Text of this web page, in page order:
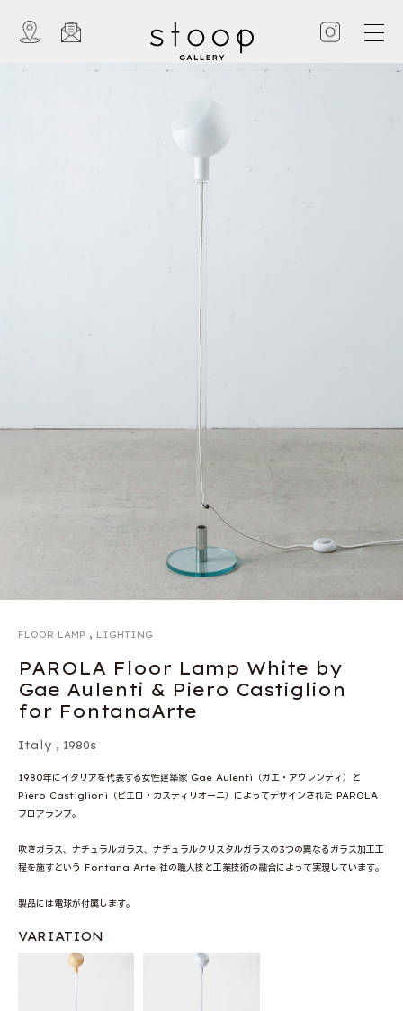
FLOOR LAMP , LIGHTING
PAROLA Floor Lamp White by
Gae Aulenti & Piero Castiglion
for FontanaArte
Italy , 1980s
1980年にイタリアを代表する女性建築家 Gae Aulenti（ガエ・アウレンティ）と
Piero Castiglioni（ピエロ・カスティリオーニ）によってデザインされた PAROLA
フロアランプ。
吹きガラス、ナチュラルガラス、ナチュラルクリスタルガラスの3つの異なるガラス加工工
程を施すという Fontana Arte 社の職人技と工業技術の融合によって実現しています。
製品には電球が付属します。
VARIATION